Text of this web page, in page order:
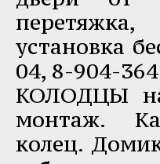
установка
04, 8-904-
КОЛОДЦЫ на
монтаж.
колец.